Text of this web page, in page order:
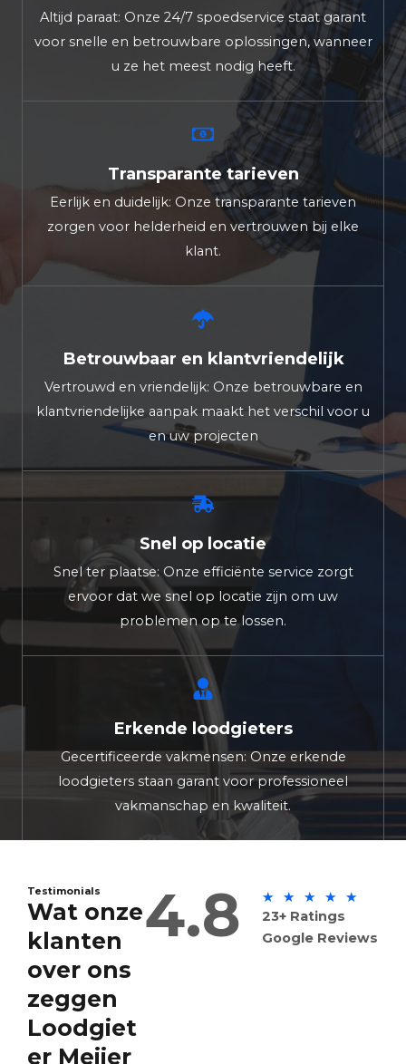
Altijd paraat: Onze 24/7 spoedservice staat garant
voor snelle en betrouwbare oplossingen, wanneer
u ze het meest nodig heeft.
Transparante tarieven
Eerlijk en duidelijk: Onze transparante tarieven
zorgen voor helderheid en vertrouwen bij elke
klant.
Betrouwbaar en klantvriendelijk
Vertrouwd en vriendelijk: Onze betrouwbare en
klantvriendelijke aanpak maakt het verschil voor u
en uw projecten
Snel op locatie
Snel ter plaatse: Onze efficiënte service zorgt
ervoor dat we snel op locatie zijn om uw
problemen op te lossen.
Erkende loodgieters
Gecertificeerde vakmensen: Onze erkende
loodgieters staan garant voor professioneel
vakmanschap en kwaliteit.
Testimonials
Wat onze
klanten
over ons
zeggen
Loodgiet
er Meijer
4.8 ★ ★ ★ ★ ★5
5
23+ Ratings
Google Reviews